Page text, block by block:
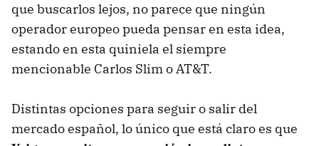
que buscarlos lejos, no parece que ningún
operador europeo pueda pensar en esta idea,
estando en esta quiniela el siempre
mencionable Carlos Slim o AT&T.
Distintas opciones para seguir o salir del
mercado español, lo único que está claro es que